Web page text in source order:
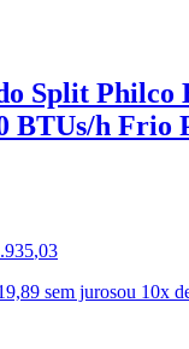
Split Philco
BTUs/h Frio
,03
sem jurosou 10x